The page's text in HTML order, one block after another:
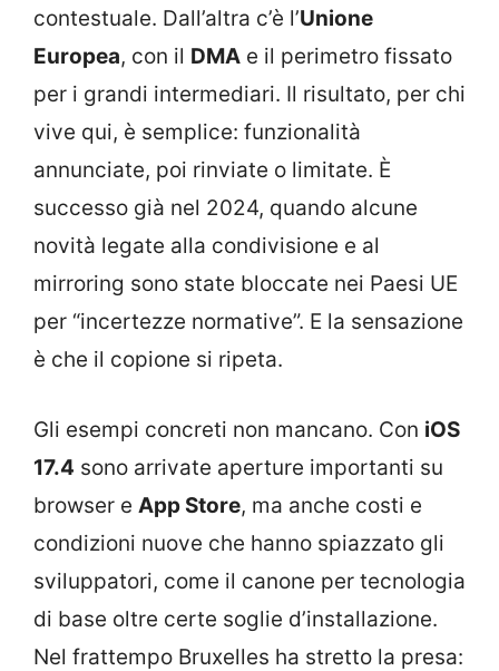
contestuale. Dall’altra c’è l’Unione
Europea, con il DMA e il perimetro fissato
per i grandi intermediari. Il risultato, per chi
vive qui, è semplice: funzionalità
annunciate, poi rinviate o limitate. È
successo già nel 2024, quando alcune
novità legate alla condivisione e al
mirroring sono state bloccate nei Paesi UE
per “incertezze normative”. E la sensazione
è che il copione si ripeta.
Gli esempi concreti non mancano. Con iOS
17.4 sono arrivate aperture importanti su
browser e App Store, ma anche costi e
condizioni nuove che hanno spiazzato gli
sviluppatori, come il canone per tecnologia
di base oltre certe soglie d’installazione.
Nel frattempo Bruxelles ha stretto la presa: